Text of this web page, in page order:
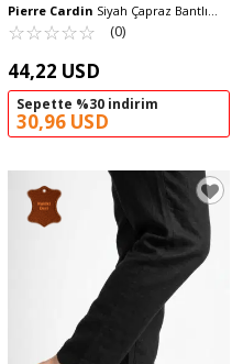
Pierre Cardin Siyah Çapraz Bantlı
Hafif Erkek Terlik PC-7412 M
☆☆☆☆☆
★★★★★ (0)
44,22 USD
Sepette %30 indirim
30,96 USD